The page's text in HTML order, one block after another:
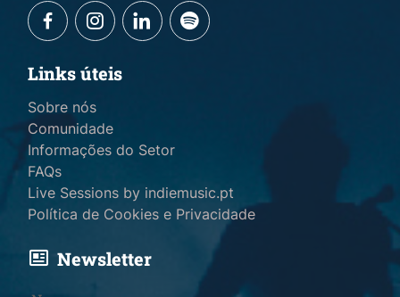
Links úteis
Sobre nós
Comunidade
Informações do Setor
FAQs
Live Sessions by indiemusic.pt
Política de Cookies e Privacidade
Newsletter